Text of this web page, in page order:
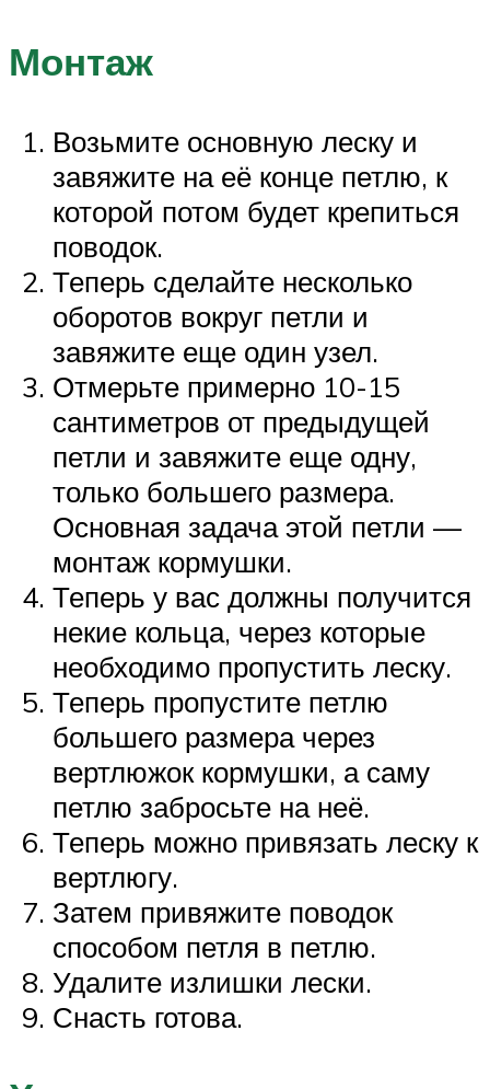
Монтаж
Возьмите основную леску и
завяжите на её конце петлю, к
которой потом будет крепиться
поводок.
Теперь сделайте несколько
оборотов вокруг петли и
завяжите еще один узел.
Отмерьте примерно 10-15
сантиметров от предыдущей
петли и завяжите еще одну,
только большего размера.
Основная задача этой петли —
монтаж кормушки.
Теперь у вас должны получится
некие кольца, через которые
необходимо пропустить леску.
Теперь пропустите петлю
большего размера через
вертлюжок кормушки, а саму
петлю забросьте на неё.
Теперь можно привязать леску к
вертлюгу.
Затем привяжите поводок
способом петля в петлю.
Удалите излишки лески.
Снасть готова.